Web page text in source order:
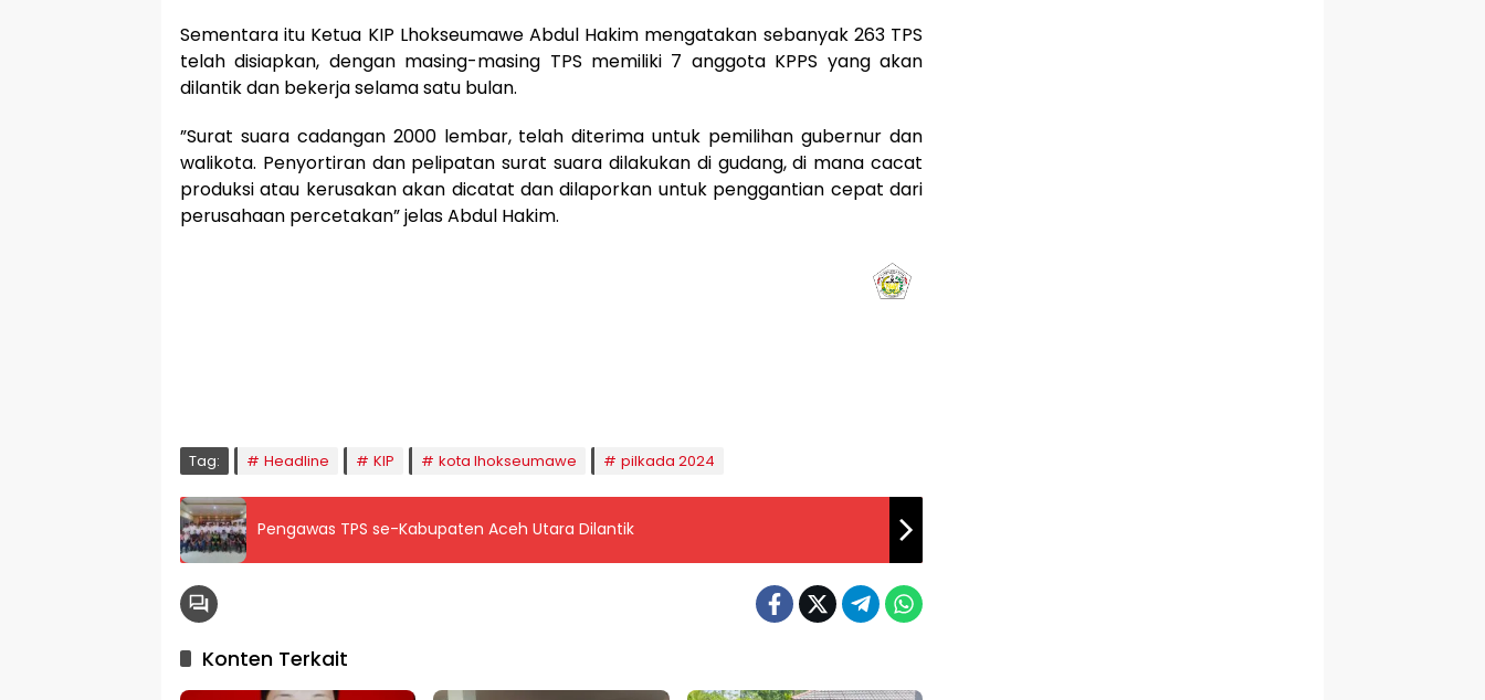
Sementara itu Ketua KIP Lhokseumawe Abdul Hakim mengatakan sebanyak 263 TPS
telah disiapkan, dengan masing-masing TPS memiliki 7 anggota KPPS yang akan
dilantik dan bekerja selama satu bulan.
”Surat suara cadangan 2000 lembar, telah diterima untuk pemilihan gubernur dan
walikota. Penyortiran dan pelipatan surat suara dilakukan di gudang, di mana cacat
produksi atau kerusakan akan dicatat dan dilaporkan untuk penggantian cepat dari
perusahaan percetakan” jelas Abdul Hakim.
Tag: Headline KIP kota lhokseumawe pilkada 2024
Pengawas TPS se-Kabupaten Aceh Utara Dilantik
Konten Terkait